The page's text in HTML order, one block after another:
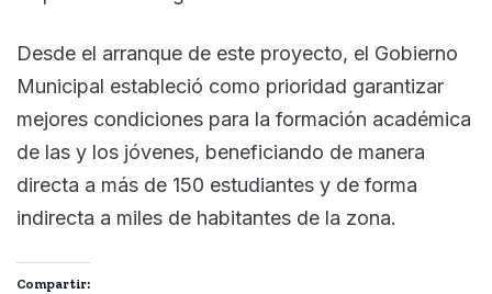
Desde el arranque de este proyecto, el Gobierno
Municipal estableció como prioridad garantizar
mejores condiciones para la formación académica
de las y los jóvenes, beneficiando de manera
directa a más de 150 estudiantes y de forma
indirecta a miles de habitantes de la zona.
Compartir: